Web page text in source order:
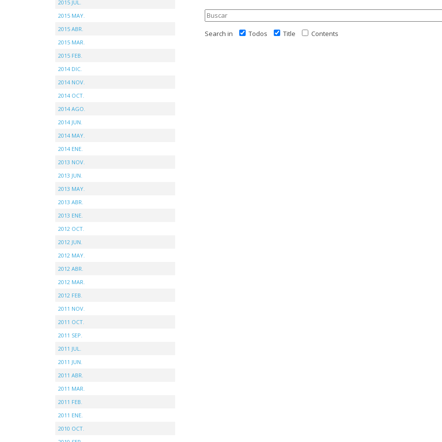
Search in
Todos Title Contents
2015 JUL.
2015 MAY.
2015 ABR.
2015 MAR.
2015 FEB.
2014 DIC.
2014 NOV.
2014 OCT.
2014 AGO.
2014 JUN.
2014 MAY.
2014 ENE.
2013 NOV.
2013 JUN.
2013 MAY.
2013 ABR.
2013 ENE.
2012 OCT.
2012 JUN.
2012 MAY.
2012 ABR.
2012 MAR.
2012 FEB.
2011 NOV.
2011 OCT.
2011 SEP.
2011 JUL.
2011 JUN.
2011 ABR.
2011 MAR.
2011 FEB.
2011 ENE.
2010 OCT.